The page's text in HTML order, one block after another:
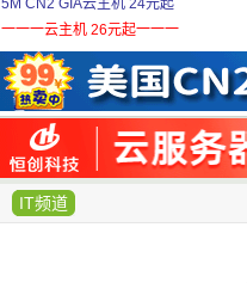
5M CN2 GIA云主机 24元起
一一一云主机 26元起一一一
IT频道